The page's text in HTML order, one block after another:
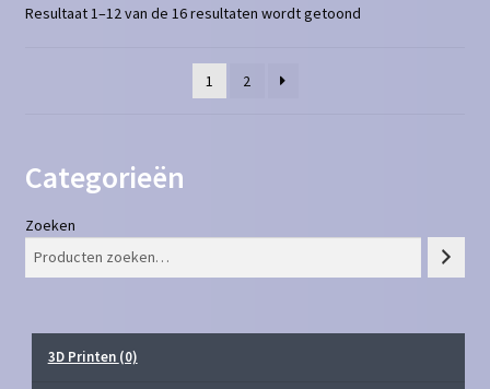
Resultaat 1–12 van de 16 resultaten wordt getoond
1 2
Categorieën
Zoeken
3D Printen (0)